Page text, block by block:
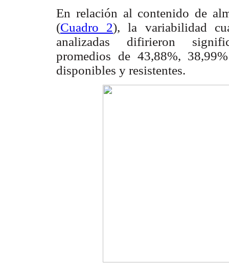
En relación al contenido de
(Cuadro 2), la variabilidad
analizadas difirieron
promedios de 43,88%,
disponibles y resistentes.